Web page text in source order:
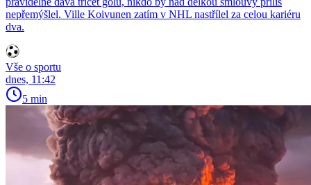
nepřemýšlel. Ville Koivunen zatím v NHL nastřílel za celou kariéru
dva.
Vše o sportu
dnes, 11:42
5 min